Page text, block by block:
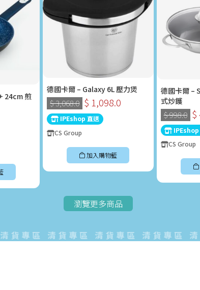
24cm 煎
德國卡爾 – Galaxy 6L 壓力煲
$ 3,068.0 $ 1,098.0
IPEshop 直送
CS Group
加入購物籃
德國卡爾 –
式炒鑊
$ 998.0 $
IPEshop
CS Group
瀏覽更多商品
區 清貨專區 清貨專區 清貨專區 清